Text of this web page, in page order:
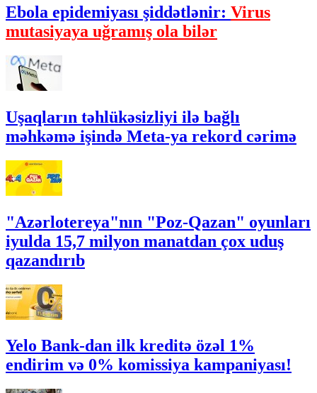
Ebola epidemiyası şiddətlənir: Virus
mutasiyaya uğramış ola bilər
Uşaqların təhlükəsizliyi ilə bağlı
məhkəmə işində Meta-ya rekord cərimə
"Azərlotereya"nın "Poz-Qazan" oyunları
iyulda 15,7 milyon manatdan çox uduş
qazandırıb
Yelo Bank-dan ilk kreditə özəl 1%
endirim və 0% komissiya kampaniyası!